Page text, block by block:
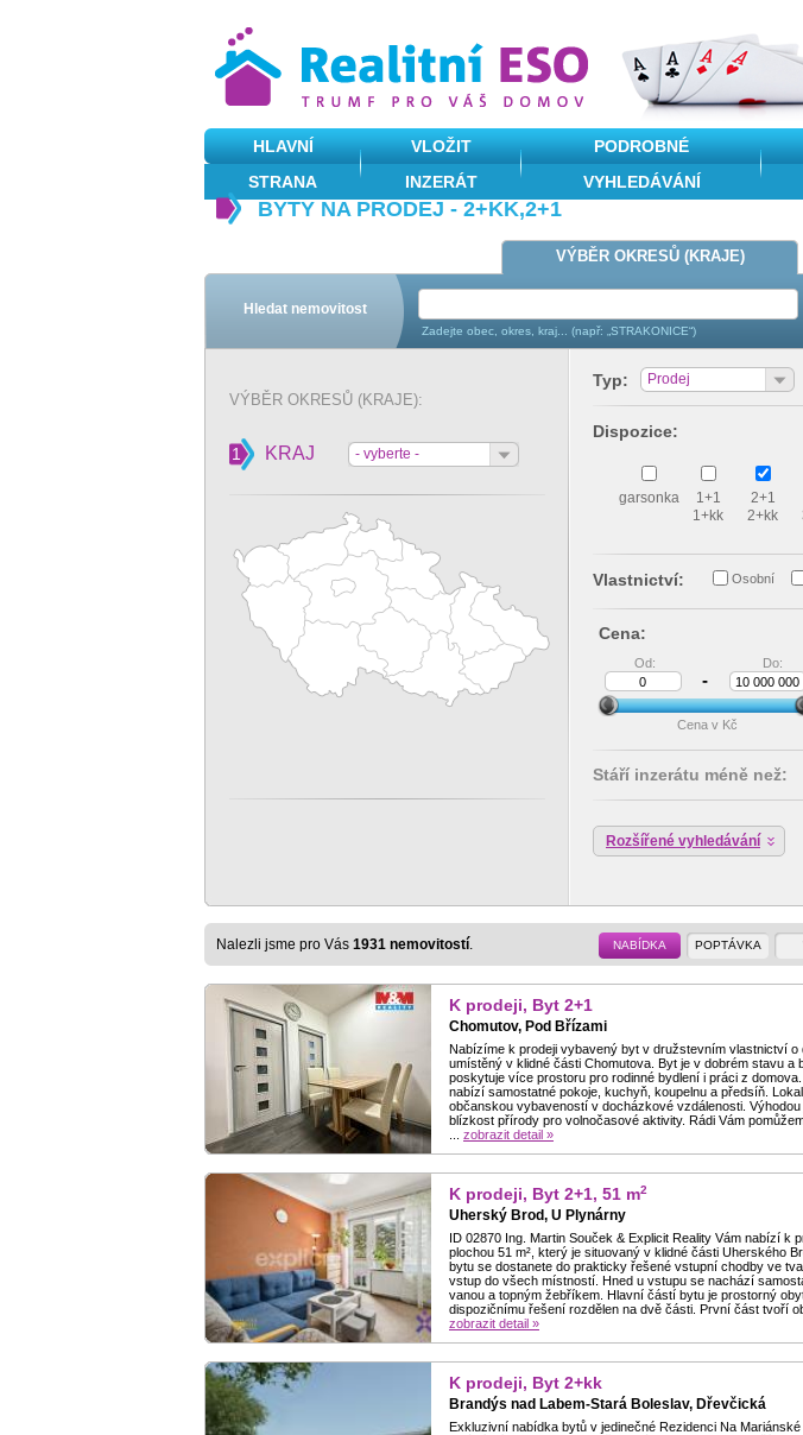
BYTY NA PRODEJ - 2+KK,2+1
VÝBĚR OKRESŮ (KRAJE):
1 KRAJ - vyberte -
Typ: Prodej
Dispozice:
garsonka
1+1
1+kk
2+1
2+kk
Vlastnictví: Osobní
Cena:
-
Cena v Kč
Od: Do:
Stáří inzerátu méně než:
Rozšířené vyhledávání
VÝBĚR OKRESŮ (KRAJE)
Hledat nemovitost
Zadejte obec, okres, kraj... (např: „STRAKONICE“)
NABÍDKA POPTÁVKA
Nalezli jsme pro Vás 1931 nemovitostí.
K prodeji, Byt 2+1
Chomutov, Pod Břízami
Nabízíme k prodeji vybavený byt v družstevním vlastnictví o
umístěný v klidné části Chomutova. Byt je v dobrém stavu a
poskytuje více prostoru pro rodinné bydlení i práci z
nabízí samostatné pokoje, kuchyň, koupelnu a předsíň.
občanskou vybaveností v docházkové vzdálenosti.
blízkost přírody pro volnočasové aktivity. Rádi Vám
zobrazit detail »
K prodeji, Byt 2+1, 51 m2
Uherský Brod, U Plynárny
ID 02870 Ing. Martin Souček & Explicit Reality Vám nabízí k
plochou 51 m², který je situovaný v klidné části Uherského
bytu se dostanete do prakticky řešené vstupní chodby ve
vstup do všech místností. Hned u vstupu se nachází
vanou a topným žebříkem. Hlavní částí bytu je prostorný
dispozičnímu řešení rozdělen na dvě části. První část tvoří
zobrazit detail »
K prodeji, Byt 2+kk
Brandýs nad Labem-Stará Boleslav, Dřevčická
Exkluzivní nabídka bytů v jedinečné Rezidenci Na
HLAVNÍ
STRANA
VLOŽIT
INZERÁT
PODROBNÉ
VYHLEDÁVÁNÍ